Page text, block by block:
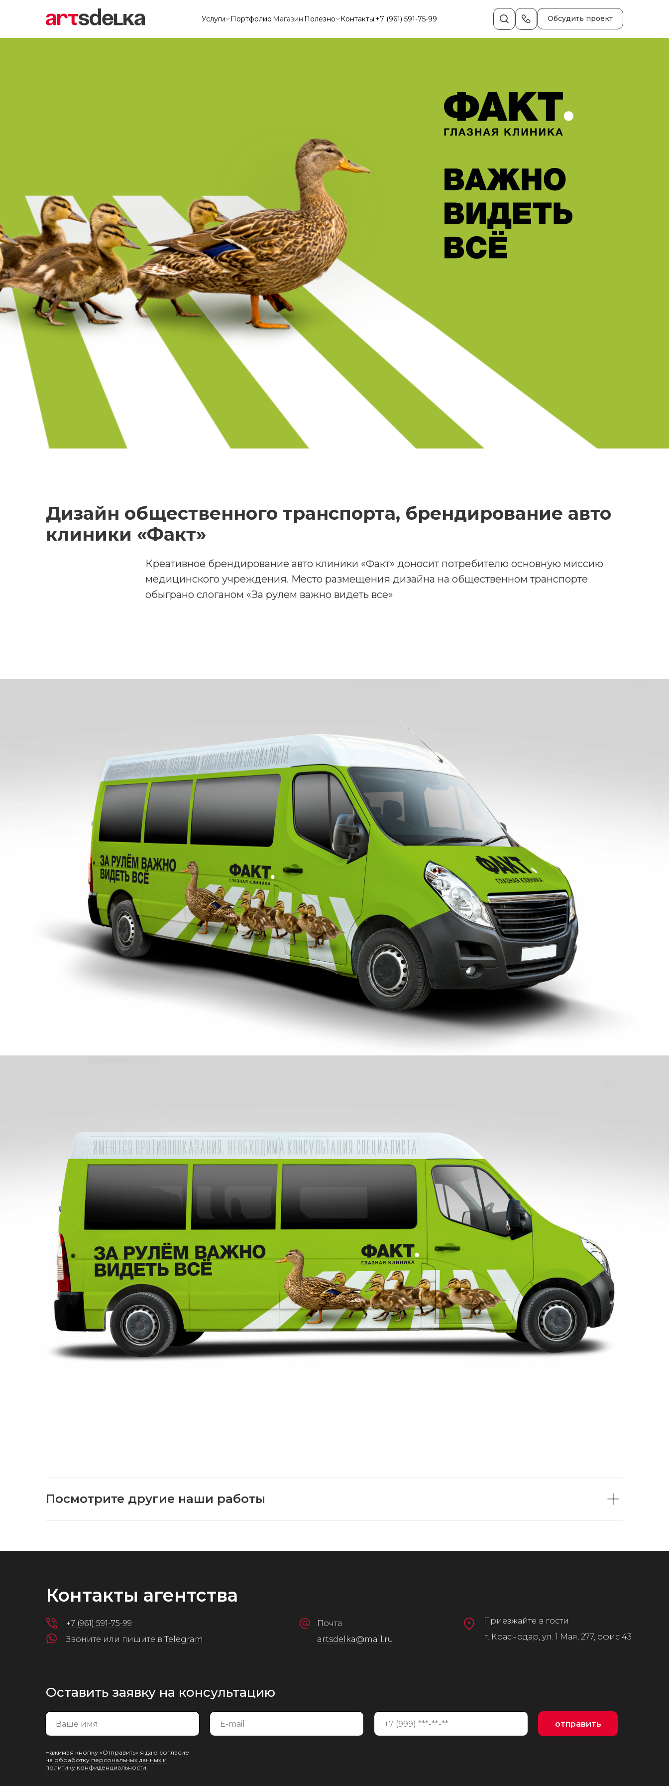
Услуги Портфолио Магазин Полезно Контакты +7 (961) 591-75-99 Обсудить проект
Дизайн общественного транспорта, брендирование авто
клиники «Факт»
Креативное брендирование авто клиники «Факт» доносит потребителю основную миссию
медицинского учреждения. Место размещения дизайна на общественном транспорте
обыграно слоганом «За рулем важно видеть все»
Посмотрите другие наши работы
отправить
Оставить заявку на консультацию
Контакты агентства
+7 (961) 591-75-99
Звоните или пишите в Telegram
Почта
artsdelka@mail.ru
Приезжайте в гости
г. Краснодар, ул. 1 Мая, 277, офис 43
Нажимая кнопку «Отправить» я даю согласие
на обработку персональных данных и
политику конфиденциальности.